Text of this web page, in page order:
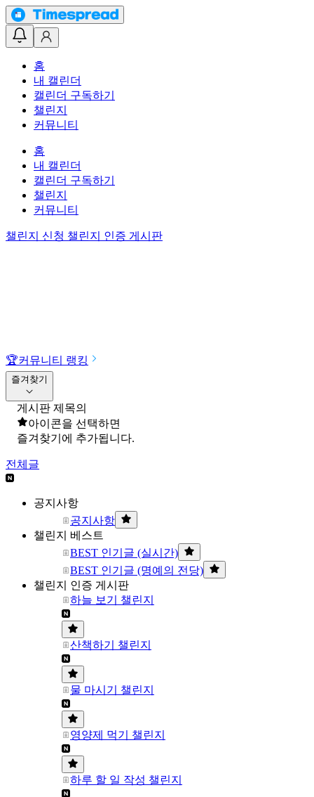
홈
내 캘린더
캘린더 구독하기
챌린지
커뮤니티
홈
내 캘린더
캘린더 구독하기
챌린지
커뮤니티
챌린지 신청 챌린지 인증 게시판
🏆커뮤니티 랭킹
즐겨찾기
게시판 제목의
아이콘을 선택하면
즐겨찾기에 추가됩니다.
전체글
공지사항
공지사항
챌린지 베스트
BEST 인기글 (실시간)
BEST 인기글 (명예의 전당)
챌린지 인증 게시판
하늘 보기 챌린지
산책하기 챌린지
물 마시기 챌린지
영양제 먹기 챌린지
하루 할 일 작성 챌린지